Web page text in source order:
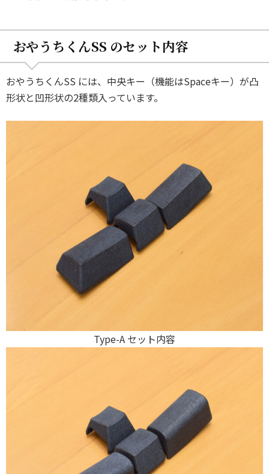
おやうちくんSS のセット内容
おやうちくんSS には、中央キー（機能はSpaceキー）が凸
形状と凹形状の2種類入っています。
Type-A セット内容